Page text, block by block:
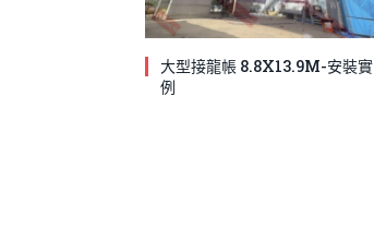
大型接龍帳 8.8X13.9M-安裝實
例